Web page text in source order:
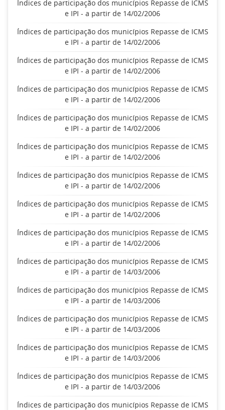
Índices de participação dos municípios Repasse de ICMS
e IPI - a partir de 14/02/2006
Índices de participação dos municípios Repasse de ICMS
e IPI - a partir de 14/02/2006
Índices de participação dos municípios Repasse de ICMS
e IPI - a partir de 14/02/2006
Índices de participação dos municípios Repasse de ICMS
e IPI - a partir de 14/02/2006
Índices de participação dos municípios Repasse de ICMS
e IPI - a partir de 14/02/2006
Índices de participação dos municípios Repasse de ICMS
e IPI - a partir de 14/02/2006
Índices de participação dos municípios Repasse de ICMS
e IPI - a partir de 14/02/2006
Índices de participação dos municípios Repasse de ICMS
e IPI - a partir de 14/02/2006
Índices de participação dos municípios Repasse de ICMS
e IPI - a partir de 14/02/2006
Índices de participação dos municípios Repasse de ICMS
e IPI - a partir de 14/03/2006
Índices de participação dos municípios Repasse de ICMS
e IPI - a partir de 14/03/2006
Índices de participação dos municípios Repasse de ICMS
e IPI - a partir de 14/03/2006
Índices de participação dos municípios Repasse de ICMS
e IPI - a partir de 14/03/2006
Índices de participação dos municípios Repasse de ICMS
e IPI - a partir de 14/03/2006
Índices de participação dos municípios Repasse de ICMS